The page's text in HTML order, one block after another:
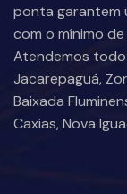
ponta garantem
com o mínimo
Atendemos todo
Jacarepaguá,
Baixada
Caxias, Nova